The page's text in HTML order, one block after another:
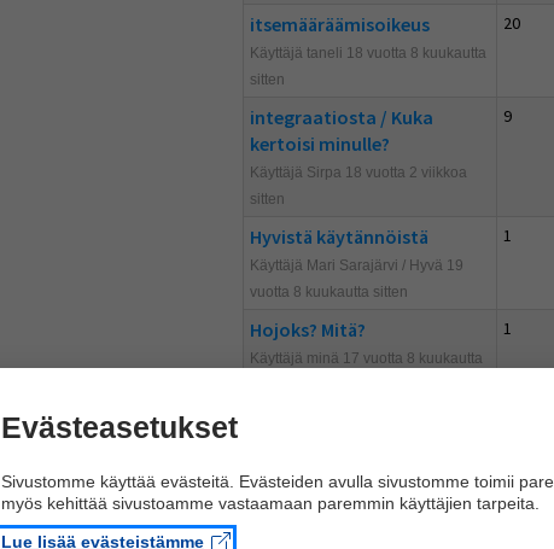
itsemääräämisoikeus
Käyttäjä taneli 18 vuotta 8 kuukautta
sitten
20
integraatiosta / Kuka
kertoisi minulle?
Käyttäjä Sirpa 18 vuotta 2 viikkoa
sitten
9
Hyvistä käytännöistä
Käyttäjä Mari Sarajärvi / Hyvä 19
vuotta 8 kuukautta sitten
1
Hojoks? Mitä?
Käyttäjä minä 17 vuotta 8 kuukautta
1
kuukausi sitten
Etuudet, miten saatte??? 4
Evästeasetukset
Sivustomme käyttää evästeitä. Evästeiden avulla sivustomme toimii
myös kehittää sivustoamme vastaamaan paremmin käyttäjien tarpeita.
Lue lisää evästeistämme